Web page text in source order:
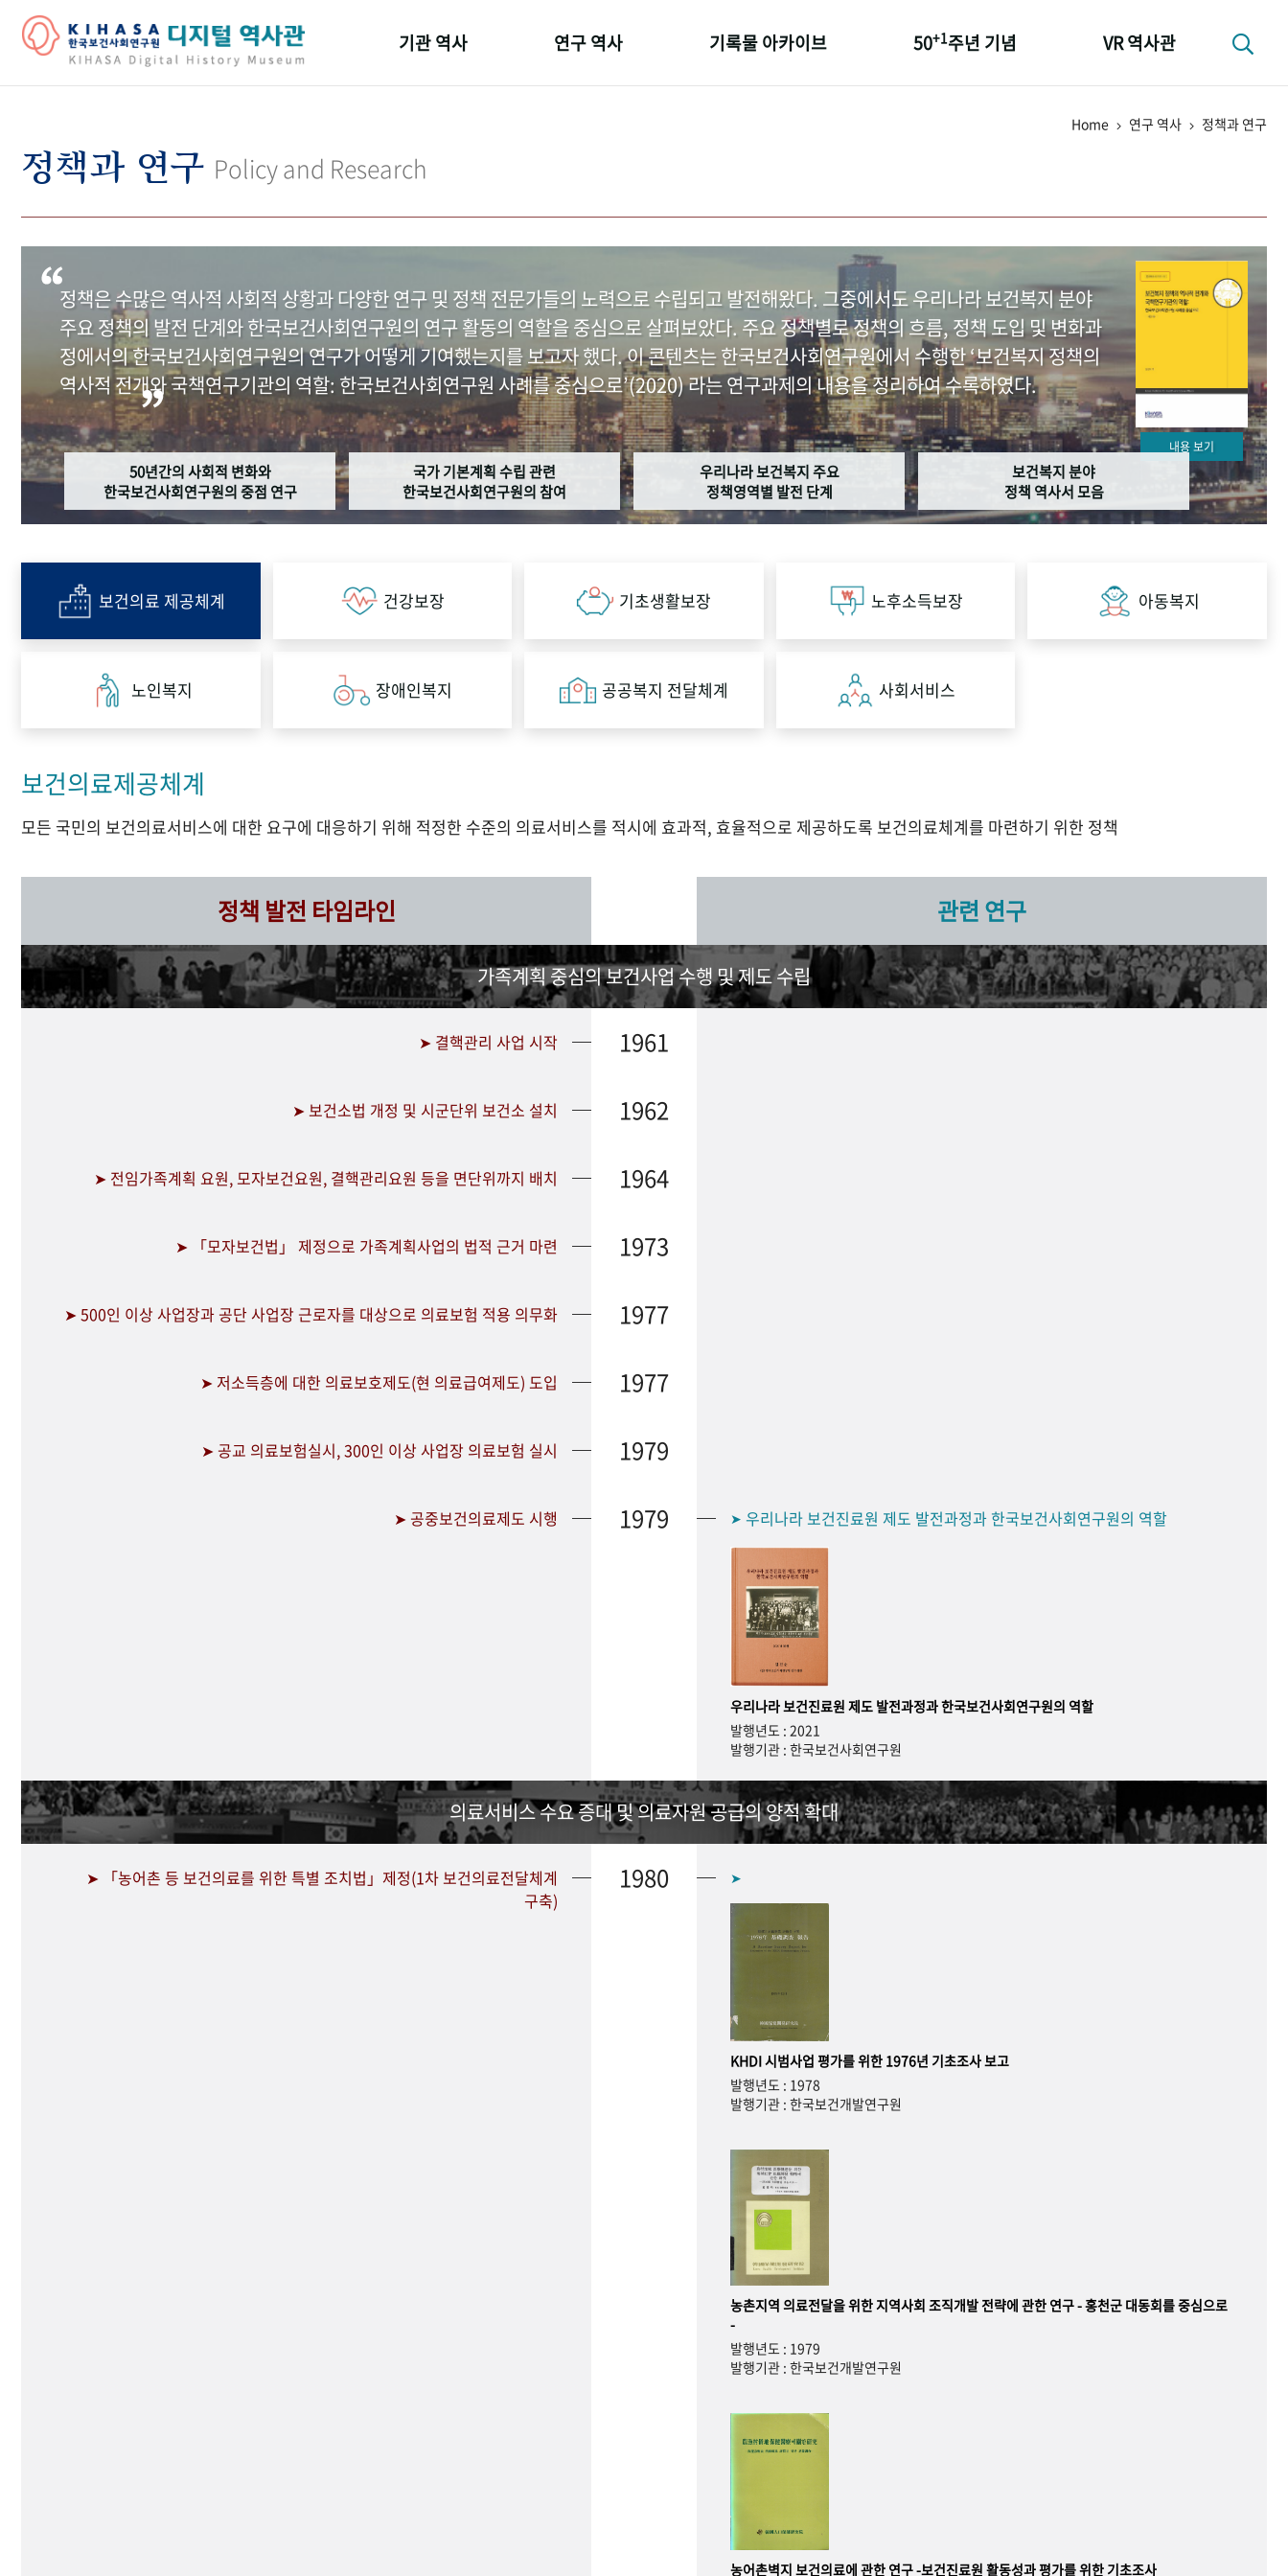
기관 역사
기관 변천사
연구 역사 기록물 아카이브 50+1주년 기념 VR 역사관
Home 연구 역사 정책과 연구
정책과 연구 Policy and Research
정책은 수많은 역사적 사회적 상황과 다양한 연구 및 정책 전문가들의 노력으로 수립되고 발전해왔다. 그중에서도 우리나라 보건복지 분야
주요 정책의 발전 단계와 한국보건사회연구원의 연구 활동의 역할을 중심으로 살펴보았다. 주요 정책별로 정책의 흐름, 정책 도입 및 변화과
정에서의 한국보건사회연구원의 연구가 어떻게 기여했는지를 보고자 했다. 이 콘텐츠는 한국보건사회연구원에서 수행한 ‘보건복지 정책의
역사적 전개와 국책연구기관의 역할: 한국보건사회연구원 사례를 중심으로’(2020) 라는 연구과제의 내용을 정리하여 수록하였다.
내용 보기
50년간의 사회적 변화와
한국보건사회연구원의 중점 연구
국가 기본계획 수립 관련
한국보건사회연구원의 참여
우리나라 보건복지 주요
정책영역별 발전 단계
보건복지 분야
정책 역사서 모음
보건의료 제공체계 건강보장 기초생활보장 노후소득보장 아동복지
노인복지 장애인복지 공공복지 전달체계 사회서비스
보건의료제공체계
모든 국민의 보건의료서비스에 대한 요구에 대응하기 위해 적정한 수준의 의료서비스를 적시에 효과적, 효율적으로 제공하도록 보건의료체계를 마련하기 위한 정책
정책 발전 타임라인 관련 연구
가족계획 중심의 보건사업 수행 및 제도 수립
➤ 결핵관리 사업 시작 1961
➤ 보건소법 개정 및 시군단위 보건소 설치 1962
➤ 전임가족계획 요원, 모자보건요원, 결핵관리요원 등을 면단위까지 배치 1964
➤ 「모자보건법」 제정으로 가족계획사업의 법적 근거 마련 1973
➤ 500인 이상 사업장과 공단 사업장 근로자를 대상으로 의료보험 적용 의무화 1977
➤ 저소득층에 대한 의료보호제도(현 의료급여제도) 도입 1977
➤ 공교 의료보험실시, 300인 이상 사업장 의료보험 실시 1979
➤ 공중보건의료제도 시행 1979 ➤ 우리나라 보건진료원 제도 발전과정과 한국보건사회연구원의 역할
우리나라 보건진료원 제도 발전과정과 한국보건사회연구원의 역할
발행년도 : 2021
발행기관 : 한국보건사회연구원
의료서비스 수요 증대 및 의료자원 공급의 양적 확대
➤ 「농어촌 등 보건의료를 위한 특별 조치법」제정(1차 보건의료전달체계
구축)
1980 ➤
KHDI 시범사업 평가를 위한 1976년 기초조사 보고
발행년도 : 1978
발행기관 : 한국보건개발연구원
농촌지역 의료전달을 위한 지역사회 조직개발 전략에 관한 연구 - 홍천군 대동회를 중심으로
-
발행년도 : 1979
발행기관 : 한국보건개발연구원
농어촌벽지 보건의료에 관한 연구 -보건진료원 활동성과 평가를 위한 기초조사